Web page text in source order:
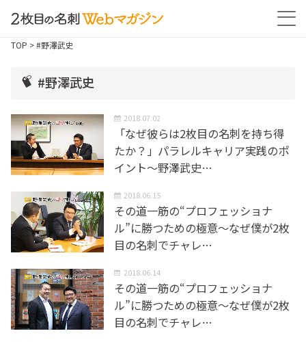
TOP > #野澤武史
#野澤武史
2018.07.02
「なぜ彼らは2枚目の名刺を持ち得
たか？」パラレルキャリア実践のポ
イント～野澤武史…
2018.06.15
その道一筋の“プロフェッショナ
ル”に勝つための極意～なぜ僕が2枚
目の名刺でチャレ…
2018.06.14
その道一筋の“プロフェッショナ
ル”に勝つための極意～なぜ僕が2枚
目の名刺でチャレ…